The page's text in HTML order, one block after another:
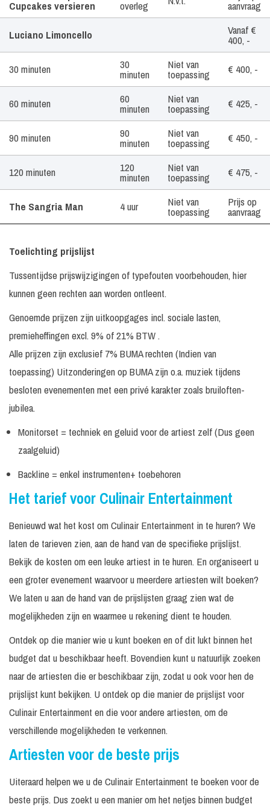
Cupcakes versieren overleg aanvraag
Luciano Limoncello Vanaf €
400, -
30 minuten 30
minuten
Niet van
toepassing € 400, -
60 minuten 60
minuten
Niet van
toepassing € 425, -
90 minuten 90
minuten
Niet van
toepassing € 450, -
120 minuten 120
minuten
Niet van
toepassing € 475, -
The Sangria Man 4 uur Niet van
toepassing
Prijs op
aanvraag
Toelichting prijslijst
Tussentijdse prijswijzigingen of typefouten voorbehouden, hier
kunnen geen rechten aan worden ontleent.
Genoemde prijzen zijn uitkoopgages incl. sociale lasten,
premieheffingen excl. 9% of 21% BTW .
Alle prijzen zijn exclusief 7% BUMA rechten (Indien van
toepassing) Uitzonderingen op BUMA zijn o.a. muziek tijdens
besloten evenementen met een privé karakter zoals bruiloften-
jubilea.
Monitorset = techniek en geluid voor de artiest zelf (Dus geen
zaalgeluid)
Backline = enkel instrumenten+ toebehoren
Het tarief voor Culinair Entertainment
Benieuwd wat het kost om Culinair Entertainment in te huren? We
laten de tarieven zien, aan de hand van de specifieke prijslijst.
Bekijk de kosten om een leuke artiest in te huren. En organiseert u
een groter evenement waarvoor u meerdere artiesten wilt boeken?
We laten u aan de hand van de prijslijsten graag zien wat de
mogelijkheden zijn en waarmee u rekening dient te houden.
Ontdek op die manier wie u kunt boeken en of dit lukt binnen het
budget dat u beschikbaar heeft. Bovendien kunt u natuurlijk zoeken
naar de artiesten die er beschikbaar zijn, zodat u ook voor hen de
prijslijst kunt bekijken. U ontdek op die manier de prijslijst voor
Culinair Entertainment en die voor andere artiesten, om de
verschillende mogelijkheden te verkennen.
Artiesten voor de beste prijs
Uiteraard helpen we u de Culinair Entertainment te boeken voor de
beste prijs. Dus zoekt u een manier om het netjes binnen budget